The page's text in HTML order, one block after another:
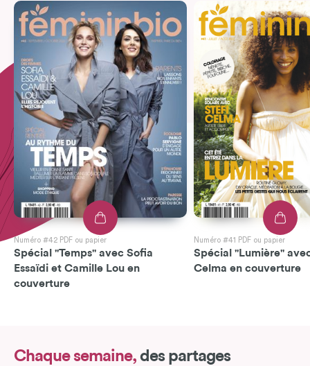
Numéro #42 PDF ou papier
Spécial "Temps" avec Sofia
Essaïdi et Camille Lou en
couverture
Numéro #41 PDF ou papier
Spécial "Lumière"
Celma en couverture
Chaque semaine, des partages